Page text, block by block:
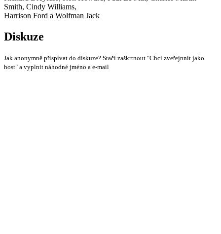
Smith, Cindy Williams,
Harrison Ford a Wolfman Jack
Diskuze
Jak anonymně přispívat do diskuze? Stačí zaškrtnout "Chci zveřejnnit jako
host" a vyplnit náhodné jméno a e-mail